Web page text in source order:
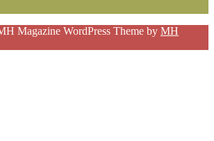
Magazine WordPress Theme by MH